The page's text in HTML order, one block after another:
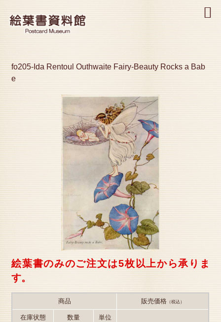
fo205-Ida Rentoul Outhwaite Fairy-Beauty Rocks a Bab
e
絵葉書のみのご注文は5枚以上から承りま
す。
商品 販売価格（税込）
在庫状態 数量 単位